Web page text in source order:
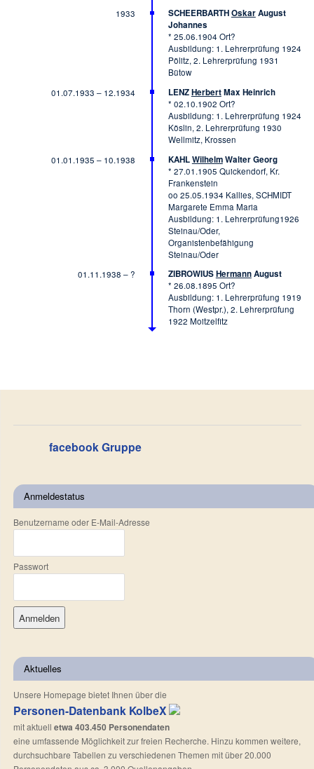
1933
SCHEERBARTHOskarAugust
Johannes
* 25.06.1904 Ort?
Ausbildung: 1. Lehrerprüfung 1924
Pölitz, 2. Lehrerprüfung 1931
Bütow
01.07.1933 – 12.1934
LENZHerbertMax Heinrich
* 02.10.1902 Ort?
Ausbildung: 1. Lehrerprüfung 1924
Köslin, 2. Lehrerprüfung 1930
Wellmitz, Krossen
01.01.1935 – 10.1938
KAHLWilhelmWalter Georg
* 27.01.1905 Quickendorf, Kr.
Frankenstein
oo 25.05.1934 Kallies, SCHMIDT
Margarete Emma Maria
Ausbildung: 1. Lehrerprüfung1926
Steinau/Oder,
Organistenbefähigung
Steinau/Oder
01.11.1938 – ?
ZIBROWIUSHermannAugust
* 26.08.1895 Ort?
Ausbildung: 1. Lehrerprüfung 1919
Thorn (Westpr.), 2. Lehrerprüfung
1922 Moitzelfitz
facebook Gruppe
Anmeldestatus
Benutzername oder E-Mail-Adresse
Passwort
Aktuelles
Unsere Homepage bietet Ihnen über die
Personen-Datenbank KolbeX
mit aktuell etwa 403.450 Personendaten
eine umfassende Möglichkeit zur freien Recherche. Hinzu kommen weitere,
durchsuchbare Tabellen zu verschiedenen Themen mit über 20.000